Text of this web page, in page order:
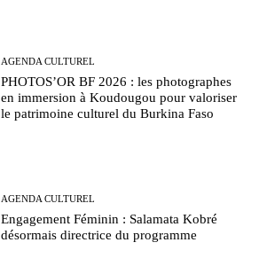
AGENDA CULTUREL
PHOTOS’OR BF 2026 : les photographes
en immersion à Koudougou pour valoriser
le patrimoine culturel du Burkina Faso
AGENDA CULTUREL
Engagement Féminin : Salamata Kobré
désormais directrice du programme